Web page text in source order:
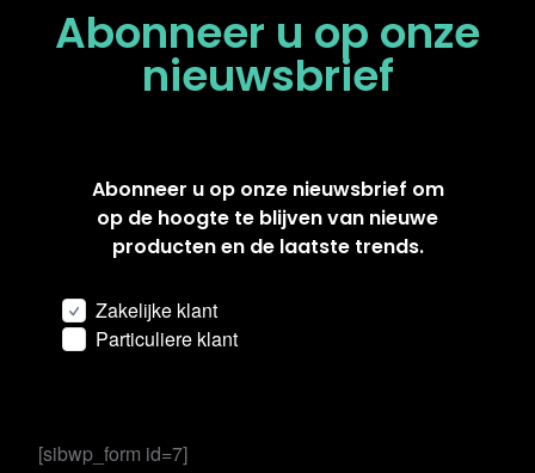
Abonneer u op onze
nieuwsbrief
Abonneer u op onze nieuwsbrief om
op de hoogte te blijven van nieuwe
producten en de laatste trends.
Zakelijke klant
Particuliere klant
[sibwp_form id=7]